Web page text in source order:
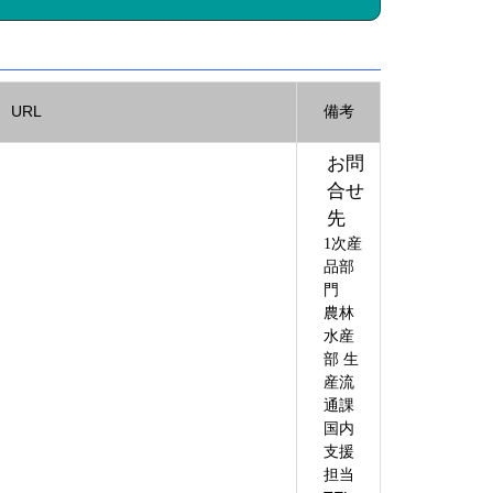
URL 備考
お問
合せ
先
1次産
品部
門
農林
水産
部 生
産流
通課
国内
支援
担当